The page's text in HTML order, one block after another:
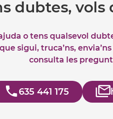
dubtes, vols
o tens qualsevol
sigui, truca’ns,
consulta les
635 441 175